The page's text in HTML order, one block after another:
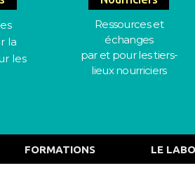
la
les
Ressources et
échanges
par et pour les tiers-
lieux nourriciers
FORMATIONS LE LABO